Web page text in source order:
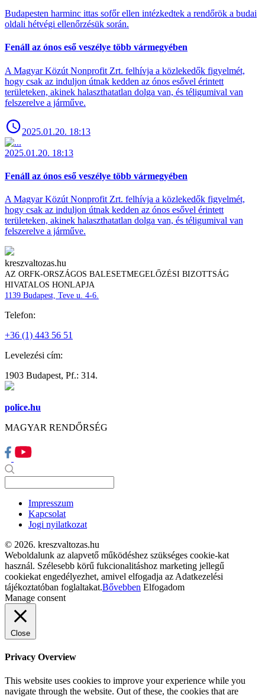
Budapesten harminc ittas sofőr ellen intézkedtek a rendőrök a budai
oldali hétvégi ellenőrzésük során.
Fenáll az ónos eső veszélye több vármegyében
A Magyar Közút Nonprofit Zrt. felhívja a közlekedők figyelmét,
hogy csak az induljon útnak kedden az ónos esővel érintett
területeken, akinek halaszthatatlan dolga van, és téligumival van
felszerelve a járműve.
2025.01.20. 18:13
2025.01.20. 18:13
Fenáll az ónos eső veszélye több vármegyében
A Magyar Közút Nonprofit Zrt. felhívja a közlekedők figyelmét,
hogy csak az induljon útnak kedden az ónos esővel érintett
területeken, akinek halaszthatatlan dolga van, és téligumival van
felszerelve a járműve.
kreszvaltozas.hu
AZ ORFK-ORSZÁGOS BALESETMEGELŐZÉSI BIZOTTSÁG
HIVATALOS HONLAPJA
1139 Budapest, Teve u. 4-6.
Telefon:
+36 (1) 443 56 51
Levelezési cím:
1903 Budapest, Pf.: 314.
police.hu
MAGYAR RENDŐRSÉG
Impresszum
Kapcsolat
Jogi nyilatkozat
© 2026. kreszvaltozas.hu
Weboldalunk az alapvető működéshez szükséges cookie-kat
használ. Szélesebb körű fukcionalitáshoz marketing jellegű
cookiekat engedélyezhet, amivel elfogadja az Adatkezelési
tájékoztatóban foglaltakat.Bővebben Elfogadom
Manage consent
Close
Privacy Overview
This website uses cookies to improve your experience while you
navigate through the website. Out of these, the cookies that are